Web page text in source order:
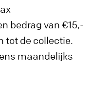
bedrag van €15,-
tot de collectie.
maandelijks